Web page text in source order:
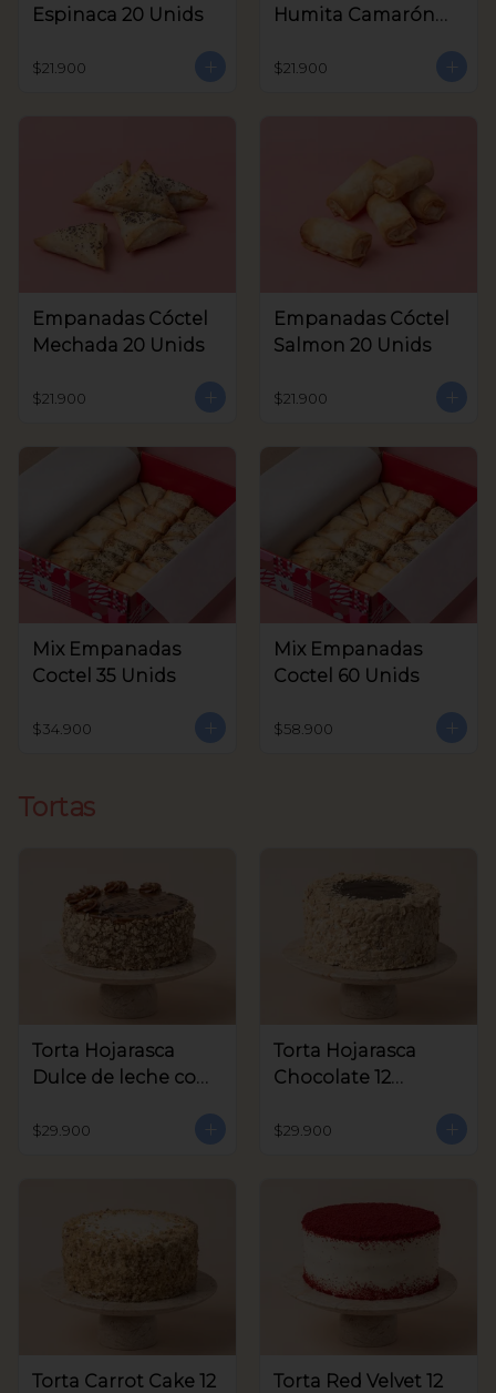
Espinaca 20 Unids
$21.900
Humita Camarón
$21.900
Empanadas Cóctel
Mechada 20 Unids
$21.900
Empanadas Cóctel
Salmon 20 Unids
$21.900
Mix Empanadas
Coctel 35 Unids
$34.900
Mix Empanadas
Coctel 60 Unids
$58.900
Tortas
Torta Hojarasca
Dulce de leche con
aprox
$29.900
Torta Hojarasca
Chocolate 12
$29.900
Torta Carrot Cake 12 Torta Red Velvet 12